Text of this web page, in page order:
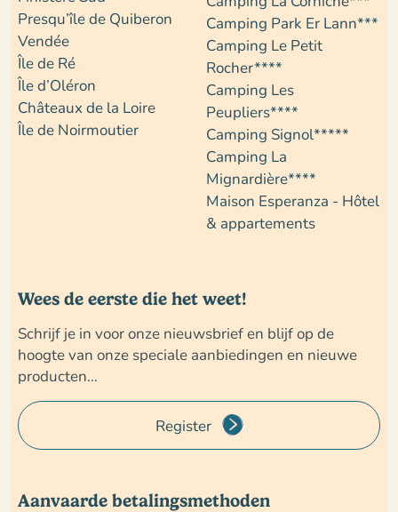
Presqu’île de Quiberon
Vendée
Île de Ré
Île d’Oléron
Châteaux de la Loire
Île de Noirmoutier
Camping Park Er Lann***
Camping Le Petit
Rocher****
Camping Les
Peupliers****
Camping Signol*****
Camping La
Mignardière****
Maison Esperanza - Hôtel
& appartements
Wees de eerste die het weet!
Schrijf je in voor onze nieuwsbrief en blijf op de
hoogte van onze speciale aanbiedingen en nieuwe
producten...
Register
Aanvaarde betalingsmethoden